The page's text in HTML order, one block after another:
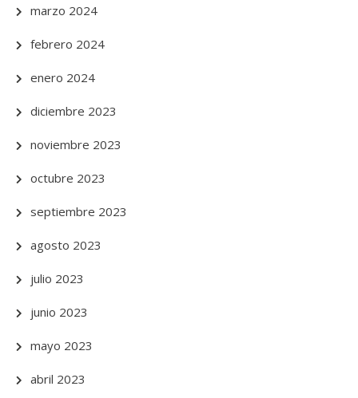
marzo 2024
febrero 2024
enero 2024
diciembre 2023
noviembre 2023
octubre 2023
septiembre 2023
agosto 2023
julio 2023
junio 2023
mayo 2023
abril 2023